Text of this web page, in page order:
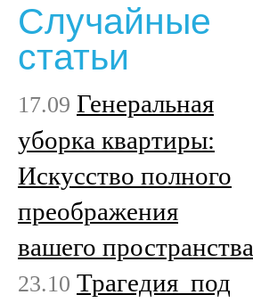
Случайные
статьи
17.09 Генеральная
уборка квартиры:
Искусство полного
преображения
вашего пространства
23.10 Трагедия под